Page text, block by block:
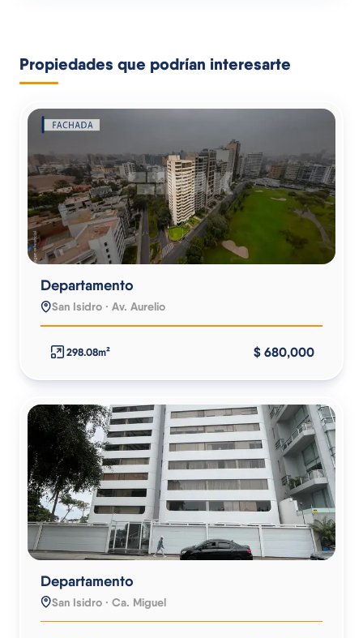
Propiedades que podrían interesarte
Departamento
San Isidro · Av. Aurelio
298.08m² $ 680,000
Departamento
San Isidro · Ca. Miguel